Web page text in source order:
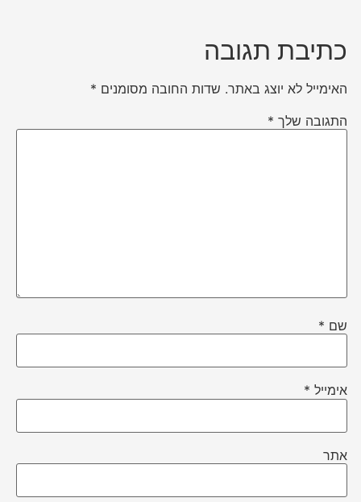
כתיבת תגובה
האימייל לא יוצג באתר. שדות החובה מסומנים *
התגובה שלך *
שם *
אימייל *
אתר